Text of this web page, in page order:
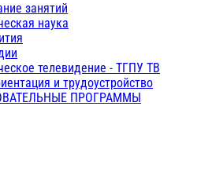
занятий
наука
телевидение - ТГПУ ТВ
и трудоустройство
ПРОГРАММЫ